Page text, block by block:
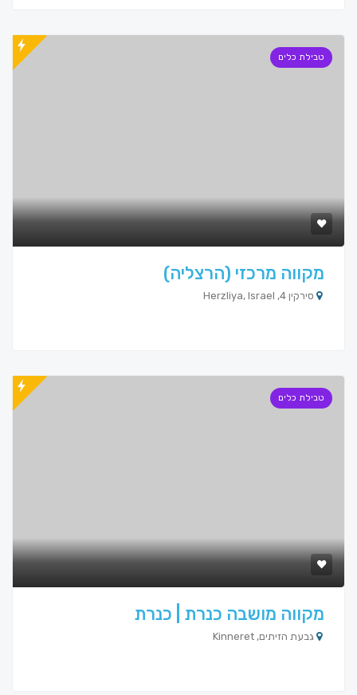
טבילת כלים
מקווה מרכזי (הרצליה)
סירקין 4, Herzliya, Israel
טבילת כלים
מקווה מושבה כנרת | כנרת
גבעת הזיתים, Kinneret